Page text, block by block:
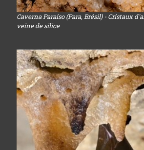
Caverna Paraiso (Para, Brésil) - Cristaux
veine de silice